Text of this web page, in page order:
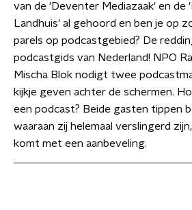
van de 'Deventer Mediazaak' en de
Landhuis' al gehoord en ben je op
parels op podcastgebied? De
podcastgids van Nederland! NPO
Mischa Blok nodigt twee
kijkje geven achter de schermen.
een podcast? Beide gasten tippen
waaraan zij helemaal verslingerd
komt met een aanbeveling.